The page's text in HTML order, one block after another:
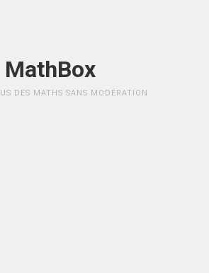
MathBox
DES MATHS SANS MODÉRATION